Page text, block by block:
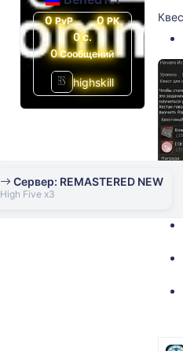
Сервер: REMASTERED NEW
High Five x3
0PvP 0PK
0 с.
0Сообщений
highskill